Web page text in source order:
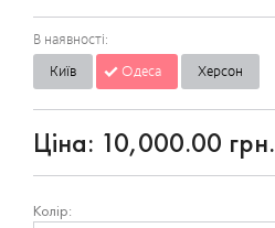
В наявності:
Київ
Одеса Херсон
Ціна: 10,000.00 грн.
Колір: